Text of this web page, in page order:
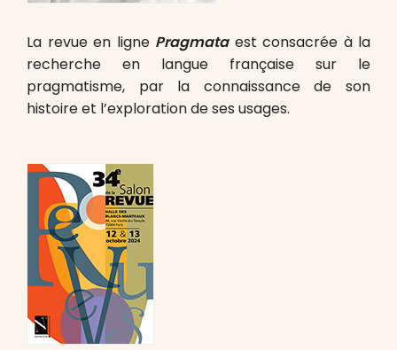
La revue en ligne Pragmataest consacrée à la
recherche en langue française sur le
pragmatisme, par la connaissance de son
histoire et l’exploration de ses usages.